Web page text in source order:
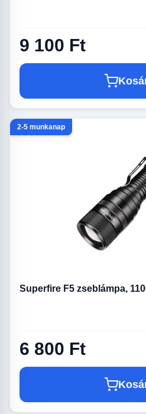
9 100 Ft
2-5 munkanap
Superfire F5 zseblámpa,
6 800 Ft